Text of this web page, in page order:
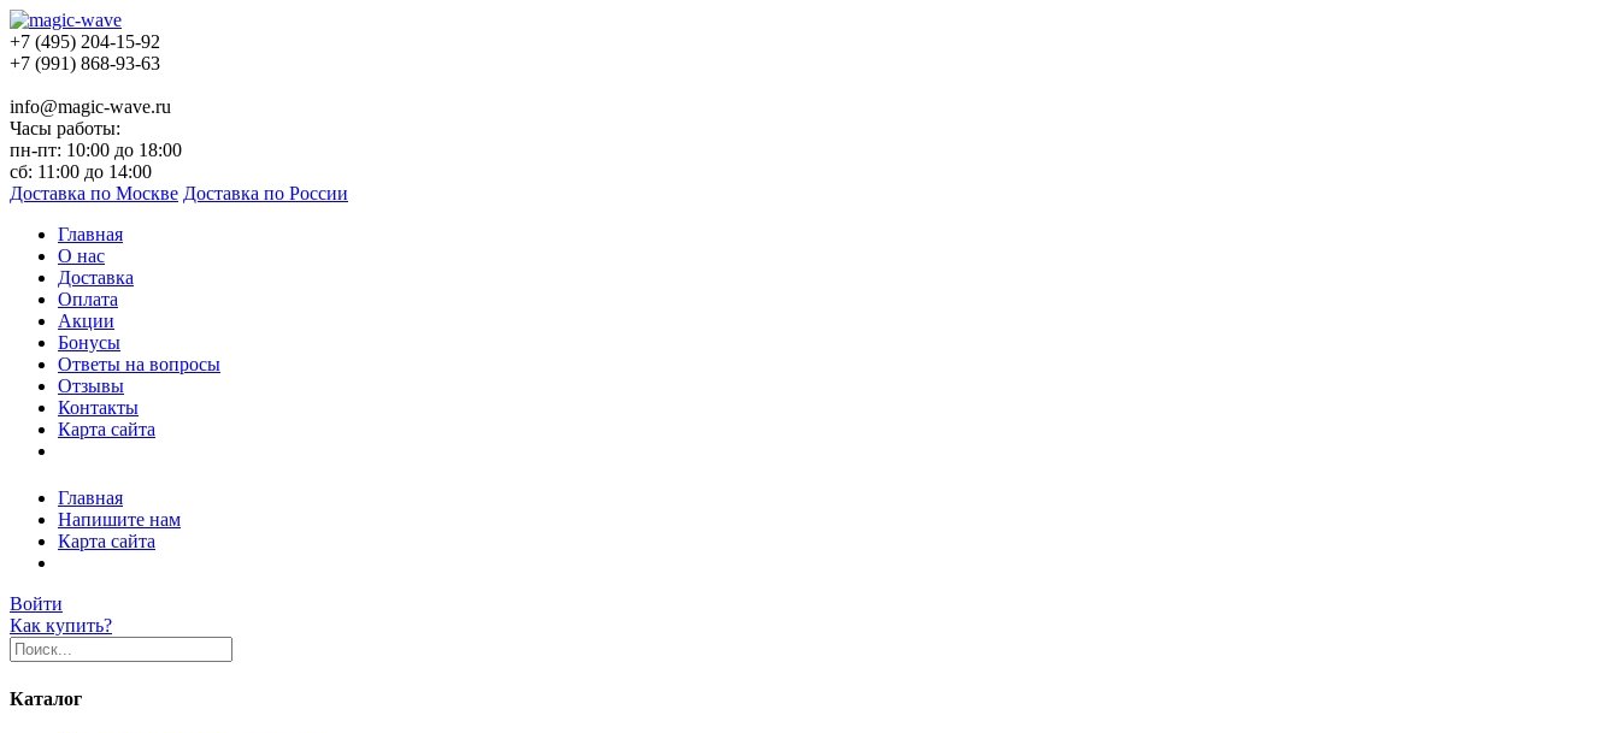
+7 (495) 204-15-92
+7 (991) 868-93-63
info@magic-wave.ru
Часы работы:
пн-пт: 10:00 до 18:00
сб: 11:00 до 14:00
Доставка по Москве Доставка по России
Главная
О нас
Доставка
Оплата
Акции
Бонусы
Ответы на вопросы
Отзывы
Контакты
Карта сайта
Главная
Напишите нам
Карта сайта
Войти
Как купить?
Каталог